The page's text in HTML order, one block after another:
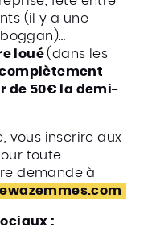
(il y a une
loué(dans les
de 50€ la demi-
vous inscrire aux
toute
demande à
: